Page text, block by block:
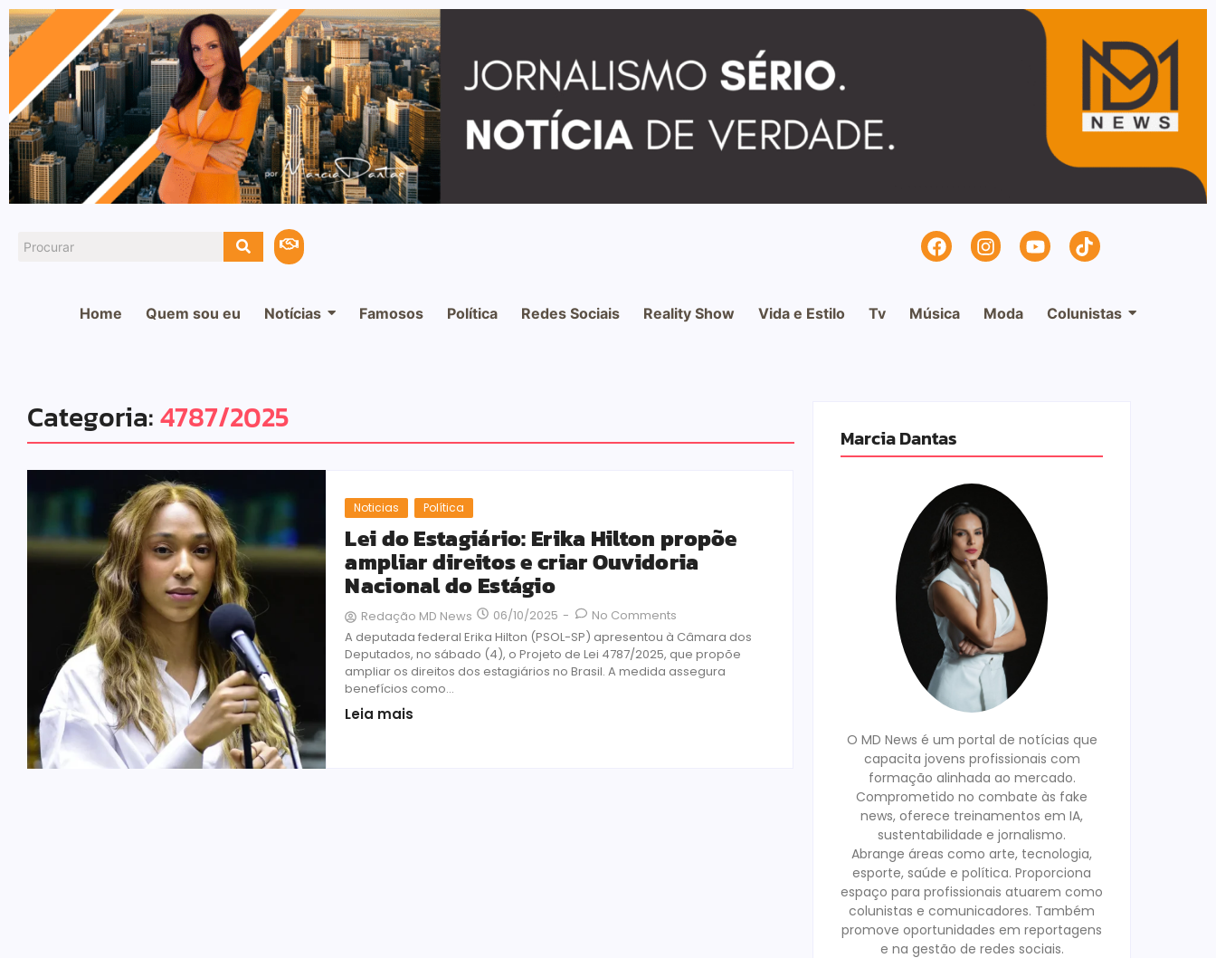
Home Quem sou eu Notícias Famosos Política Redes Sociais Reality Show Vida e Estilo Tv Música Moda Colunistas
Categoria:4787/2025
Noticias Política
Lei do Estagiário: Erika Hilton propõe
ampliar direitos e criar Ouvidoria
Nacional do Estágio
Redação MD News 06/10/2025 -
No Comments
A deputada federal Erika Hilton (PSOL-SP) apresentou à Câmara dos
Deputados, no sábado (4), o Projeto de Lei 4787/2025, que propõe
ampliar os direitos dos estagiários no Brasil. A medida assegura
benefícios como...
Leia mais
Marcia Dantas
O MD News é um portal de notícias que
capacita jovens profissionais com
formação alinhada ao mercado.
Comprometido no combate às fake
news, oferece treinamentos em IA,
sustentabilidade e jornalismo.
Abrange áreas como arte, tecnologia,
esporte, saúde e política. Proporciona
espaço para profissionais atuarem como
colunistas e comunicadores. Também
promove oportunidades em reportagens
e na gestão de redes sociais.